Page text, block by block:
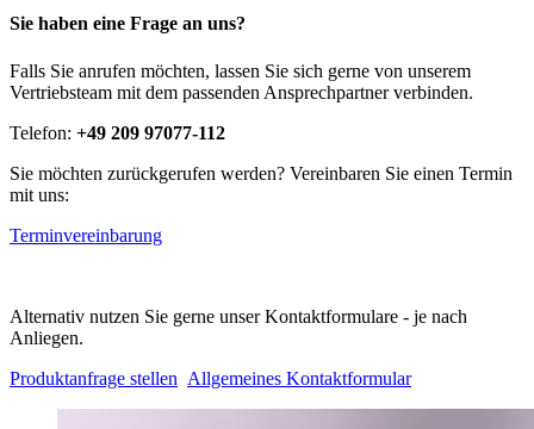
Sie haben eine Frage an uns?
Falls Sie anrufen möchten, lassen Sie sich gerne von unserem
Vertriebsteam mit dem passenden Ansprechpartner verbinden.
Telefon: +49 209 97077-112
Sie möchten zurückgerufen werden? Vereinbaren Sie einen Termin
mit uns:
Terminvereinbarung
Alternativ nutzen Sie gerne unser Kontaktformulare - je nach
Anliegen.
Produktanfrage stellen Allgemeines Kontaktformular